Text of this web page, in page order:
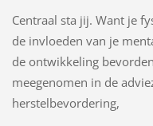
Centraal sta jij. Want je
de invloeden van je
de ontwikkeling
meegenomen in de
herstelbevordering,